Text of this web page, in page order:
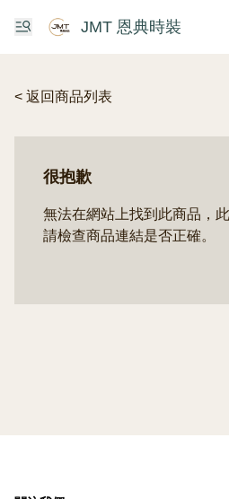
JMT 恩典時裝
< 返回商品列表
很抱歉
無法在網站上找到此商品，
請檢查商品連結是否正確。